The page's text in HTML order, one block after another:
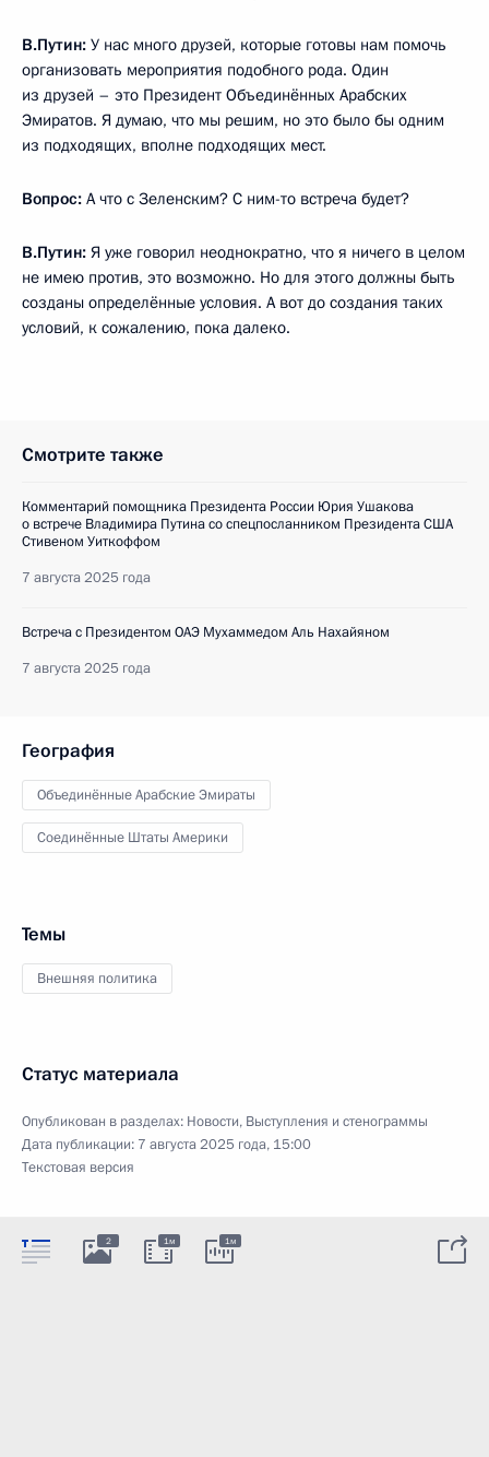
В.Путин: У нас много друзей, которые готовы нам помочь
организовать мероприятия подобного рода. Один
из друзей – это Президент Объединённых Арабских
Эмиратов. Я думаю, что мы решим, но это было бы одним
из подходящих, вполне подходящих мест.
Вопрос: А что с Зеленским? С ним-то встреча будет?
В.Путин: Я уже говорил неоднократно, что я ничего в целом
не имею против, это возможно. Но для этого должны быть
созданы определённые условия. А вот до создания таких
условий, к сожалению, пока далеко.
Смотрите также
Комментарий помощника Президента России Юрия Ушакова
о встрече Владимира Путина со спецпосланником Президента США
Стивеном Уиткоффом
7 августа 2025 года
Встреча с Президентом ОАЭ Мухаммедом Аль Нахайяном
7 августа 2025 года
География
Объединённые Арабские Эмираты
Соединённые Штаты Америки
Темы
Внешняя политика
Статус материала
Опубликован в разделах: Новости, Выступления и стенограммы
Дата публикации: 7 августа 2025 года, 15:00
Текстовая версия
2 1м 1м